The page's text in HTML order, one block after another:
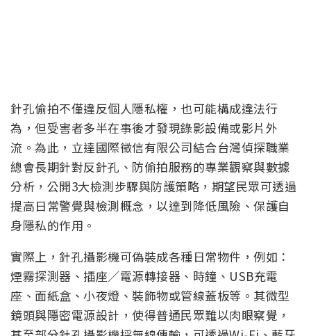
針孔偷拍不僅違反個人隱私權，也可能構成違法行
為，但受害者多半在事後才發現錄影設備或影片外
流。為此，立達國際徵信有限公司結合台灣偵探職業
總會長期針對反針孔、防偷拍服務的專業觀察與數據
分析，公開3大檢測步驟與防護策略，期望民眾可透過
提高日常警覺與檢測概念，以達到降低風險、保護自
身隱私的作用。
實際上，針孔攝影機可偽裝成各種日常物件，例如：
煙霧探測器、插座／電源轉接器、時鐘、USB充電
座、面紙盒、小夜燈、裝飾物或管線蓋板等。其微型
鏡頭與隱密電源設計，使得普通民眾難以肉眼察覺，